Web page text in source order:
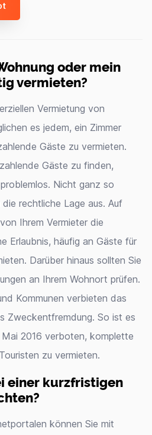
oder mein
vermieten?
Vermietung von
es jedem, ein Zimmer
Gäste zu vermieten.
Gäste zu finden,
Nicht ganz so
rechtliche Lage aus. Auf
Ihrem Vermieter die
Erlaubnis, häufig an Gäste für
Darüber hinaus sollten Sie
an Ihrem Wohnort prüfen.
Kommunen verbieten das
Zweckentfremdung. So ist es
Mai 2016 verboten, komplette
zu vermieten.
einer kurzfristigen
können Sie mit